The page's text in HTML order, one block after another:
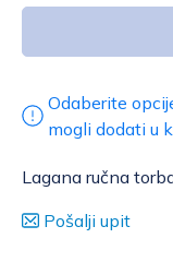
Odaberite
mogli dodati u
Lagana ručna
Pošalji upit